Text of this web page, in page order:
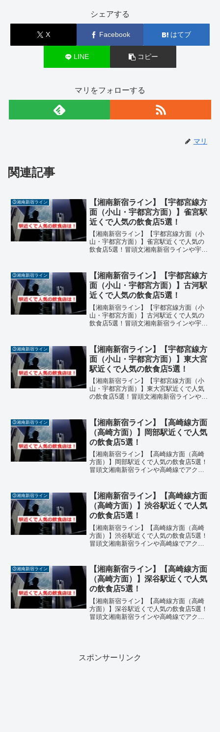
シェアする
X Facebook はてブ
LINE コピー
マリをフォローする
マリ
関連記事
③湘南新宿ライン
【湘南新宿ライン】【宇都宮線方
面（小山・宇都宮方面）】雀宮駅
近くで人気の飲食店5選！
【湘南新宿ライン】【宇都宮線方面（小
山・宇都宮方面）】雀宮駅近くで人気の
飲食店5選！冒頭文湘南新宿ラインや宇都
います。餃子や焼肉、定食など、ジャン
ルも豊富で、ランチやデ...
③湘南新宿ライン
【湘南新宿ライン】【宇都宮線方
面（小山・宇都宮方面）】古河駅
近くで人気の飲食店5選！
【湘南新宿ライン】【宇都宮線方面（小
山・宇都宮方面）】古河駅近くで人気の
飲食店5選！冒頭文湘南新宿ラインや宇都
フェやイタリアンまで、ジャンル豊富な
飲食店が揃っています。...
③湘南新宿ライン
【湘南新宿ライン】【宇都宮線方
面（小山・宇都宮方面）】東大宮
駅近くで人気の飲食店5選！
【湘南新宿ライン】【宇都宮線方面（小
山・宇都宮方面）】東大宮駅近くで人気
の飲食店5選！冒頭文湘南新宿ラインや宇
フレンチなどジャンル豊富な飲食店が揃
っています。地元の人々...
③湘南新宿ライン
【湘南新宿ライン】【高崎線方面
（高崎方面）】岡部駅近くで人気
の飲食店5選！
【湘南新宿ライン】【高崎線方面（高崎
方面）】岡部駅近くで人気の飲食店5選！
冒頭文湘南新宿ラインや高崎線でアクセ
豊富な飲食店が揃っています。地元の
人々はもちろん、通勤・通...
③湘南新宿ライン
【湘南新宿ライン】【高崎線方面
（高崎方面）】渋谷駅近くで人気
の飲食店5選！
【湘南新宿ライン】【高崎線方面（高崎
方面）】渋谷駅近くで人気の飲食店5選！
冒頭文湘南新宿ラインや高崎線でアクセ
ン、イタリアン、居酒屋、フレンチ、和
食などジャンルも豊富で...
③湘南新宿ライン
【湘南新宿ライン】【高崎線方面
（高崎方面）】深谷駅近くで人気
の飲食店5選！
【湘南新宿ライン】【高崎線方面（高崎
方面）】深谷駅近くで人気の飲食店5選！
冒頭文湘南新宿ラインや高崎線でアクセ
スポンサーリンク